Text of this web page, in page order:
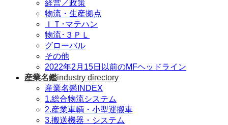
経営／政策
物流・生産拠点
ＩＴ･マテハン
物流･３ＰＬ
グローバル
その他
2022年2月15日以前のMFヘッドライン
産業名鑑industry directory
産業名鑑INDEX
1.総合物流システム
2.産業車輌・小型運搬車
3.搬送機器・システム